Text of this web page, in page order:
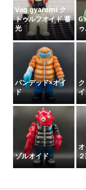
Vag gyaromi ク
トゥルフオイド 蓄
光
パンデッド×オイ
ド
ゾルオイド